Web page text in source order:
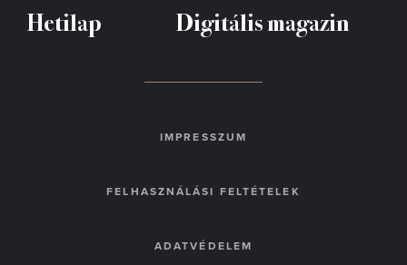
Hetilap Digitális magazin
IMPRESSZUM
FELHASZNÁLÁSI FELTÉTELEK
ADATVÉDELEM